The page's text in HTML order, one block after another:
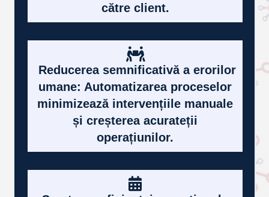
Logistică și Livrare: Gestionarea
eficientă a stocurilor de produse
finite și a procesului de expediție
pentru a asigura livrarea promptă
către client.
Reducerea semnificativă a erorilor
umane: Automatizarea proceselor